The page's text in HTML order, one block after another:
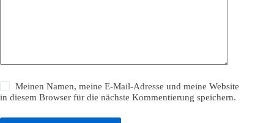
Meinen Namen, meine E-Mail-Adresse und meine Website
in diesem Browser für die nächste Kommentierung speichern.